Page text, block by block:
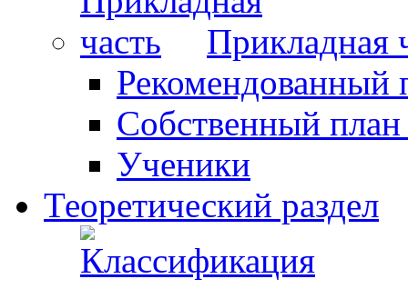
Прикладная
Рекомендованный
Собственный
Ученики
Теоретический раздел